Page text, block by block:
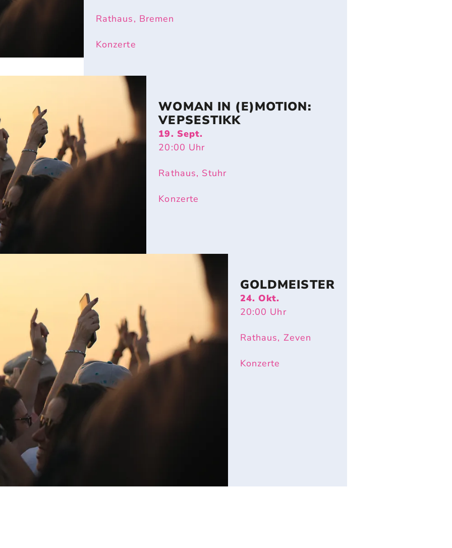
Rathaus, Bremen
Konzerte
WOMAN IN (E)MOTION:
VEPSESTIKK
19. Sept.
20:00 Uhr
Rathaus, Stuhr
Konzerte
GOLDMEISTER
24. Okt.
20:00 Uhr
Rathaus, Zeven
Konzerte